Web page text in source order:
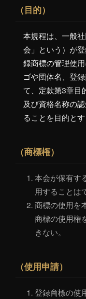
（目的）
本規程は、一般
会」という）が
録商標の管理使
ゴや団体名、登
て、定款第3章目
及び資格名称の
ることを目的とす
（商標権）
本会が保有す
用することは
商標の使用を
商標の使用権
きない。
（使用申請）
登録商標の使